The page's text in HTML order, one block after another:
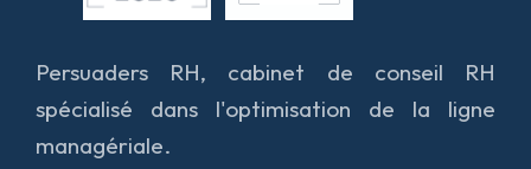
Persuaders RH, cabinet de conseil RH
spécialisé dans l'optimisation de la ligne
managériale.